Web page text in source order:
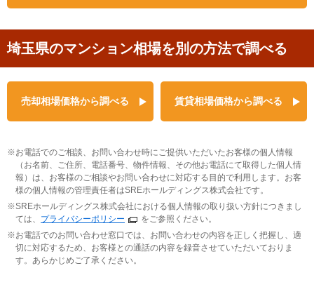
埼玉県のマンション相場を別の方法で調べる
売却相場価格から調べる 賃貸相場価格から調べる
お電話でのご相談、お問い合わせ時にご提供いただいたお客様の個人情報
（お名前、ご住所、電話番号、物件情報、その他お電話にて取得した個人情
報）は、お客様のご相談やお問い合わせに対応する目的で利用します。お客
様の個人情報の管理責任者はSREホールディングス株式会社です。
SREホールディングス株式会社における個人情報の取り扱い方針につきまし
ては、 プライバシーポリシー
をご参照ください。
お電話でのお問い合わせ窓口では、お問い合わせの内容を正しく把握し、適
切に対応するため、お客様との通話の内容を録音させていただいておりま
す。あらかじめご了承ください。